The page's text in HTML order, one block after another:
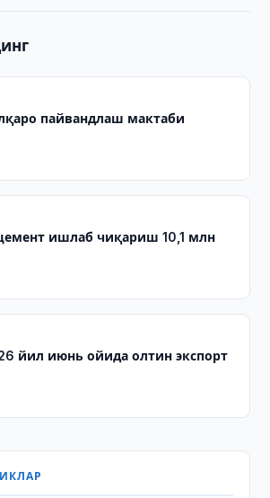
пайвандлаш мактаби
ишлаб чиқариш 10,1 млн
йил июнь ойида олтин экспорт